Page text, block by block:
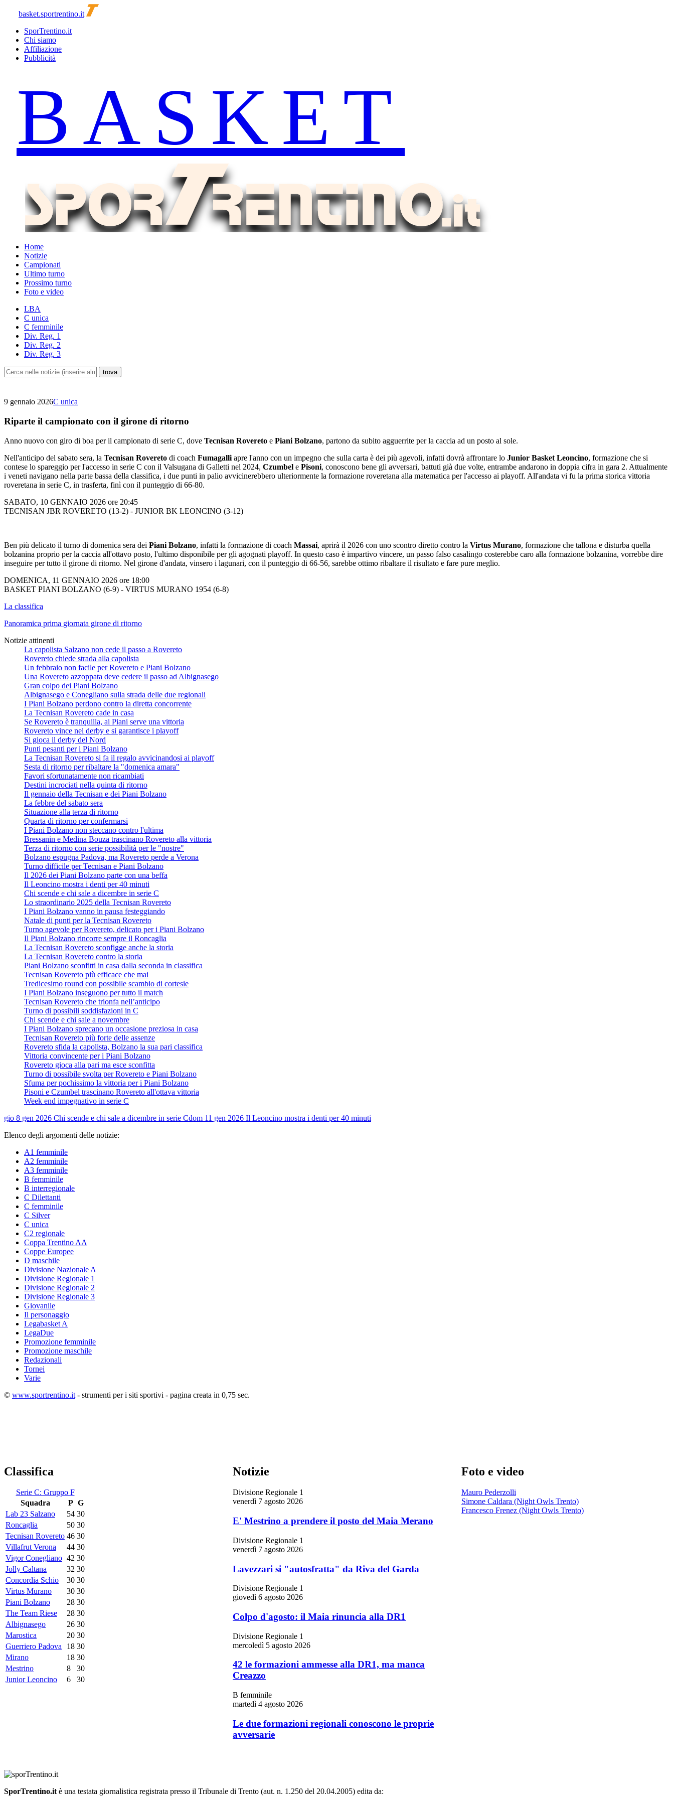
basket.sportrentino.it
SporTrentino.it
Chi siamo
Affiliazione
Pubblicità
Home
Notizie
Campionati
Ultimo turno
Prossimo turno
Foto e video
LBA
C unica
C femminile
Div. Reg. 1
Div. Reg. 2
Div. Reg. 3
9 gennaio 2026C unica
Riparte il campionato con il girone di ritorno
Anno nuovo con giro di boa per il campionato di serie C, dove Tecnisan Rovereto e Piani Bolzano, partono da subito agguerrite per la caccia ad un posto al sole.
Nell'anticipo del sabato sera, la Tecnisan Rovereto di coach Fumagalli apre l'anno con un impegno che sulla carta è dei più agevoli, infatti dovrà affrontare lo Junior Basket Leoncino, formazione che si
contese lo spareggio per l'accesso in serie C con il Valsugana di Galletti nel 2024, Czumbel e Pisoni, conoscono bene gli avversari, battuti già due volte, entrambe andarono in doppia cifra in gara 2. Attualmente
i veneti navigano nella parte bassa della classifica, i due punti in palio avvicinerebbero ulteriormente la formazione roveretana alla matematica per l'accesso ai playoff. All'andata vi fu la prima storica vittoria
roveretana in serie C, in trasferta, finì con il punteggio di 66-80.
SABATO, 10 GENNAIO 2026 ore 20:45
TECNISAN JBR ROVERETO (13-2) - JUNIOR BK LEONCINO (3-12)
Ben più delicato il turno di domenica sera dei Piani Bolzano, infatti la formazione di coach Massai, aprirà il 2026 con uno scontro diretto contro la Virtus Murano, formazione che tallona e disturba quella
bolzanina proprio per la caccia all'ottavo posto, l'ultimo disponibile per gli agognati playoff. In questo caso è impartivo vincere, un passo falso casalingo costerebbe caro alla formazione bolzanina, vorrebbe dire
inseguire per tutto il girone di ritorno. Nel girone d'andata, vinsero i lagunari, con il punteggio di 66-56, sarebbe ottimo ribaltare il risultato e fare pure meglio.
DOMENICA, 11 GENNAIO 2026 ore 18:00
BASKET PIANI BOLZANO (6-9) - VIRTUS MURANO 1954 (6-8)
La classifica
Panoramica prima giornata girone di ritorno
Notizie attinenti
La capolista Salzano non cede il passo a Rovereto
Rovereto chiede strada alla capolista
Un febbraio non facile per Rovereto e Piani Bolzano
Una Rovereto azzoppata deve cedere il passo ad Albignasego
Gran colpo dei Piani Bolzano
Albignasego e Conegliano sulla strada delle due regionali
I Piani Bolzano perdono contro la diretta concorrente
La Tecnisan Rovereto cade in casa
Se Rovereto è tranquilla, ai Piani serve una vittoria
Rovereto vince nel derby e si garantisce i playoff
Si gioca il derby del Nord
Punti pesanti per i Piani Bolzano
La Tecnisan Rovereto si fa il regalo avvicinandosi ai playoff
Sesta di ritorno per ribaltare la "domenica amara"
Favori sfortunatamente non ricambiati
Destini incrociati nella quinta di ritorno
Il gennaio della Tecnisan e dei Piani Bolzano
La febbre del sabato sera
Situazione alla terza di ritorno
Quarta di ritorno per confermarsi
I Piani Bolzano non steccano contro l'ultima
Bressanin e Medina Bouza trascinano Rovereto alla vittoria
Terza di ritorno con serie possibilità per le "nostre"
Bolzano espugna Padova, ma Rovereto perde a Verona
Turno difficile per Tecnisan e Piani Bolzano
Il 2026 dei Piani Bolzano parte con una beffa
Il Leoncino mostra i denti per 40 minuti
Chi scende e chi sale a dicembre in serie C
Lo straordinario 2025 della Tecnisan Rovereto
I Piani Bolzano vanno in pausa festeggiando
Natale di punti per la Tecnisan Rovereto
Turno agevole per Rovereto, delicato per i Piani Bolzano
Il Piani Bolzano rincorre sempre il Roncaglia
La Tecnisan Rovereto sconfigge anche la storia
La Tecnisan Rovereto contro la storia
Piani Bolzano sconfitti in casa dalla seconda in classifica
Tecnisan Rovereto più efficace che mai
Tredicesimo round con possibile scambio di cortesie
I Piani Bolzano inseguono per tutto il match
Tecnisan Rovereto che trionfa nell’anticipo
Turno di possibili soddisfazioni in C
Chi scende e chi sale a novembre
I Piani Bolzano sprecano un occasione preziosa in casa
Tecnisan Rovereto più forte delle assenze
Rovereto sfida la capolista, Bolzano la sua pari classifica
Vittoria convincente per i Piani Bolzano
Rovereto gioca alla pari ma esce sconfitta
Turno di possibile svolta per Rovereto e Piani Bolzano
Sfuma per pochissimo la vittoria per i Piani Bolzano
Pisoni e Czumbel trascinano Rovereto all'ottava vittoria
Week end impegnativo in serie C
gio 8 gen 2026 Chi scende e chi sale a dicembre in serie Cdom 11 gen 2026 Il Leoncino mostra i denti per 40 minuti
Elenco degli argomenti delle notizie:
A1 femminile
A2 femminile
A3 femminile
B femminile
B interregionale
C Dilettanti
C femminile
C Silver
C unica
C2 regionale
Coppa Trentino AA
Coppe Europee
D maschile
Divisione Nazionale A
Divisione Regionale 1
Divisione Regionale 2
Divisione Regionale 3
Giovanile
Il personaggio
Legabasket A
LegaDue
Promozione femminile
Promozione maschile
Redazionali
Tornei
Varie
© www.sportrentino.it - strumenti per i siti sportivi - pagina creata in 0,75 sec.
Classifica
Serie C: Gruppo F
Squadra
P G
Lab 23 Salzano
54 30
Roncaglia
50 30
Tecnisan Rovereto 46 30
Villafrut Verona
44 30
Vigor Conegliano 42 30
Jolly Caltana
32 30
Concordia Schio
30 30
Virtus Murano
30 30
Piani Bolzano
28 30
The Team Riese
28 30
Albignasego
26 30
Marostica
20 30
Guerriero Padova
18 30
Mirano
18 30
Mestrino
8
30
Junior Leoncino
6 30
Notizie
Divisione Regionale 1
venerdì 7 agosto 2026
E' Mestrino a prendere il posto del Maia Merano
Divisione Regionale 1
venerdì 7 agosto 2026
Lavezzari si "autosfratta" da Riva del Garda
Divisione Regionale 1
giovedì 6 agosto 2026
Colpo d'agosto: il Maia rinuncia alla DR1
Divisione Regionale 1
mercoledì 5 agosto 2026
42 le formazioni ammesse alla DR1, ma manca
Creazzo
B femminile
martedì 4 agosto 2026
Le due formazioni regionali conoscono le proprie
avversarie
Foto e video
Mauro Pederzolli
Simone Caldara (Night Owls Trento)
Francesco Frenez (Night Owls Trento)
SporTrentino.it è una testata giornalistica registrata presso il Tribunale di Trento (aut. n. 1.250 del 20.04.2005) edita da: